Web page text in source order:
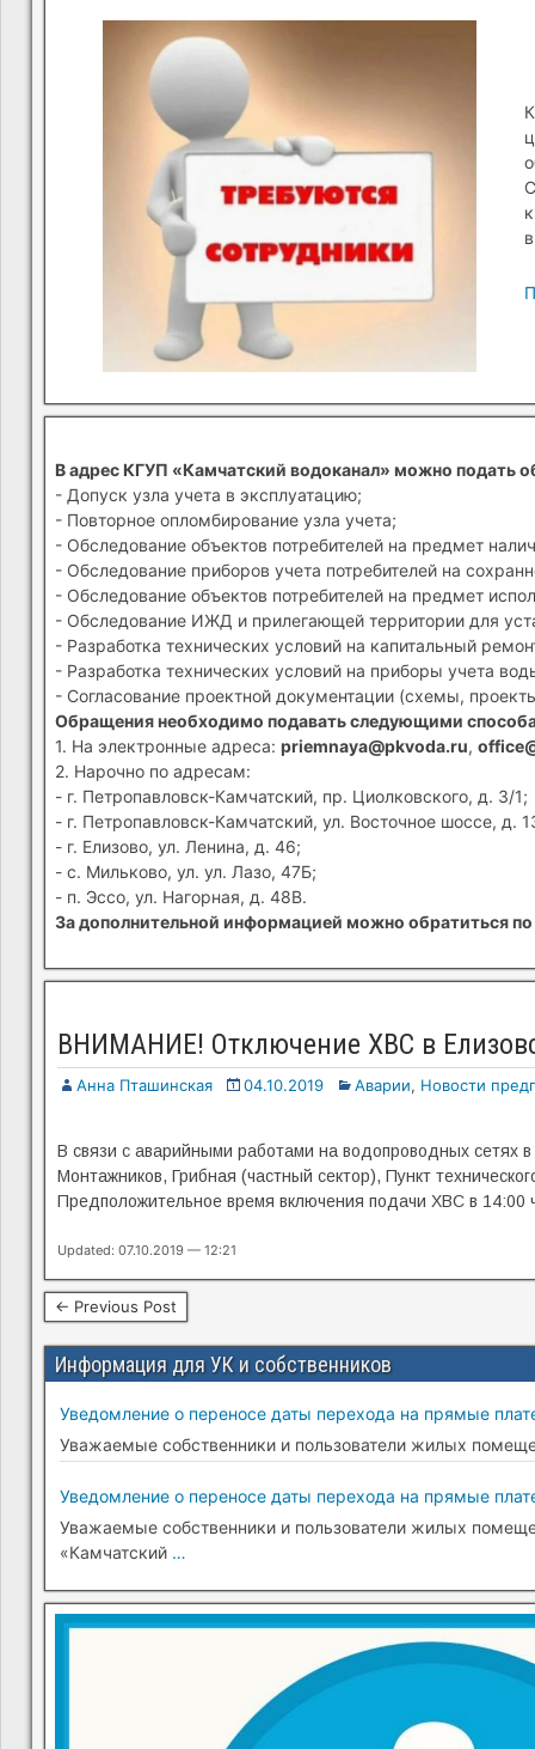
В адрес КГУП «Камчатский водоканал» можно подать
- Допуск узла учета в эксплуатацию;
- Повторное опломбирование узла учета;
- Обследование объектов потребителей на предмет
- Обследование приборов учета потребителей на
- Обследование объектов потребителей на предмет
- Обследование ИЖД и прилегающей территории для
- Разработка технических условий на капитальный
- Разработка технических условий на приборы учета
- Согласование проектной документации (схемы,
Обращения необходимо подавать следующими
1. На электронные адреса: priemnaya@pkvoda.ru,
2. Нарочно по адресам:
- г. Петропавловск-Камчатский, пр. Циолковского, д. 3/1;
- г. Петропавловск-Камчатский, ул. Восточное шоссе, д.
- г. Елизово, ул. Ленина, д. 46;
- с. Мильково, ул. ул. Лазо, 47Б;
- п. Эссо, ул. Нагорная, д. 48В.
За дополнительной информацией можно обратиться
ВНИМАНИЕ! Отключение ХВС в
Анна Пташинская 04.10.2019 Аварии, Новости
В связи с аварийными работами на водопроводных сетях
Монтажников, Грибная (частный сектор), Пункт
Предположительное время включения подачи ХВС в 14:00
Updated: 07.10.2019 — 12:21
← Previous Post
Информация для УК и собственников
Уведомление о переносе даты перехода на прямые
Уважаемые собственники и пользователи жилых
Уведомление о переносе даты перехода на прямые
Уважаемые собственники и пользователи жилых
«Камчатский …